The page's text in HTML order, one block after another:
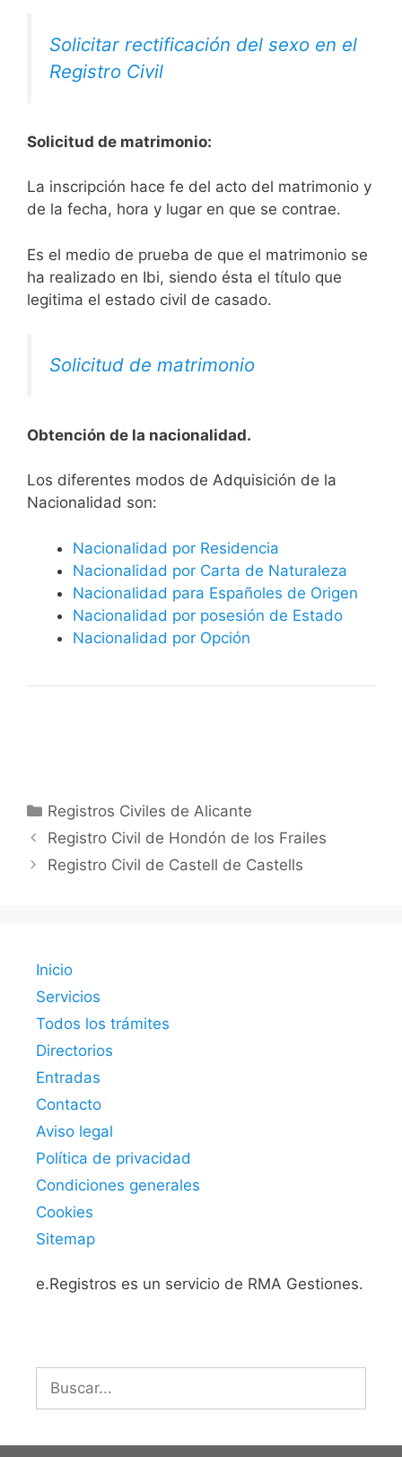
Solicitar rectificación del sexo en el
Registro Civil
Solicitud de matrimonio:
La inscripción hace fe del acto del matrimonio y
de la fecha, hora y lugar en que se contrae.
Es el medio de prueba de que el matrimonio se
ha realizado en Ibi, siendo ésta el título que
legitima el estado civil de casado.
Solicitud de matrimonio
Obtención de la nacionalidad.
​​​Los diferentes modos de Adquisición de la
Nacionalidad son:
Nacionalidad por Residencia
Nacionalidad por Carta de Naturaleza
Nacionalidad para Españoles de Origen
Nacionalidad por posesión de Estado
Nacionalidad por Opción
Categorías
Registros Civiles de Alicante
Registro Civil de Hondón de los Frailes
Registro Civil de Castell de Castells
Inicio
Servicios
Todos los trámites
Directorios
Entradas
Contacto
Aviso legal
Política de privacidad
Condiciones generales
Cookies
Sitemap
e.Registros es un servicio de RMA Gestiones.
Buscar: